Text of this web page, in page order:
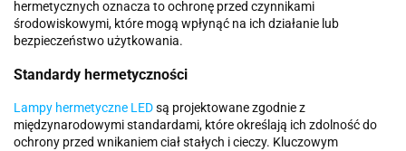
hermetycznych oznacza to ochronę przed czynnikami
środowiskowymi, które mogą wpłynąć na ich działanie lub
bezpieczeństwo użytkowania.
Standardy hermetyczności
Lampy hermetyczne LEDsą projektowane zgodnie z
międzynarodowymi standardami, które określają ich zdolność do
ochrony przed wnikaniem ciał stałych i cieczy. Kluczowym